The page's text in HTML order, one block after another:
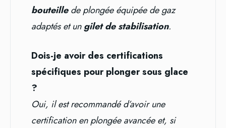
bouteillede plongée équipée de gaz
adaptés et ungilet de stabilisation.
Dois-je avoir des certifications
spécifiques pour plonger sous glace
?
Oui, il est recommandé d’avoir une
certification en plongée avancée et, si